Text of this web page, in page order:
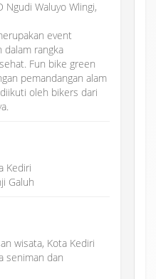
Ngudi Waluyo Wlingi,
event
dalam rangka
Fun bike green
pemandangan alam
oleh bikers dari
Kediri
Galuh
wisata, Kota Kediri
seniman dan